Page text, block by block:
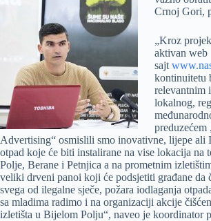
Crnoj Gori,
„Kroz
aktivan web
sajt
kontinuitetu
relevantnim
lokalnog,
preduzećem
Advertising“ osmislili smo inovativne, lijepe ali
otpad koje će biti instalirane na vise lokacija na
Polje, Berane i Petnjica a na prometnim
veliki drveni panoi koji će podsjetiti građane da
svega od ilegalne sječe, požara iodlaganja
sa mladima radimo i na organizaciji akcije
izletišta u Bijelom Polju“, naveo je koordinator